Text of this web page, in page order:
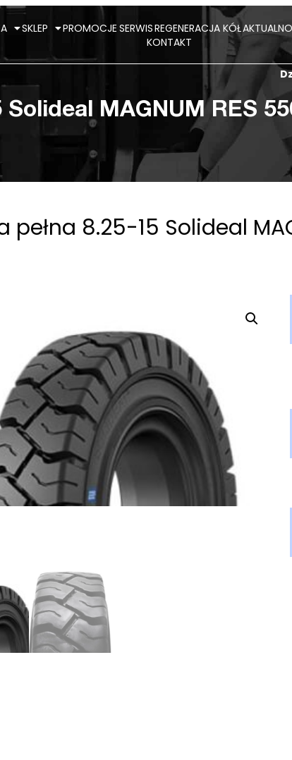
SKLEP PROMOCJE SERWISREGENERACJA KÓŁ
KONTAKT
Solideal MAGNUM RES
pełna 8.25-15 Solideal